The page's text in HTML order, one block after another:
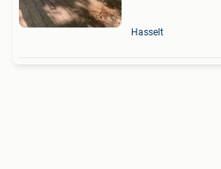
Hasselt